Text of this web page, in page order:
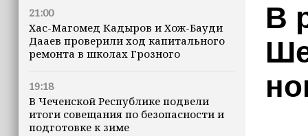
21:00
Хас-Магомед Кадыров и Хож-Бауди
Дааев проверили ход капитального
ремонта в школах Грозного
19:18
В Чеченской Республике подвели
итоги совещания по безопасности и
подготовке к зиме
В